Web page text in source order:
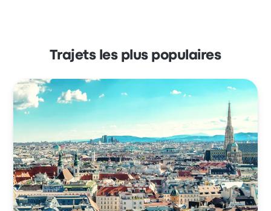
Trajets les plus populaires